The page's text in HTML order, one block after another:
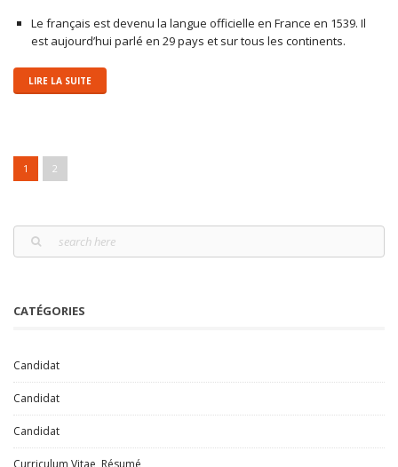
Le français est devenu la langue officielle en France en 1539. Il
est aujourd’hui parlé en 29 pays et sur tous les continents.
LIRE LA SUITE
Post navigation
1 2
CATÉGORIES
Candidat
Candidat
Candidat
Curriculum Vitae, Résumé